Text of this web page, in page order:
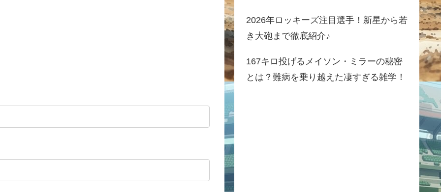
2026年ロッキーズ注目選手！新星から若
き大砲まで徹底紹介♪
167キロ投げるメイソン・ミラーの秘密
とは？難病を乗り越えた凄すぎる雑学！